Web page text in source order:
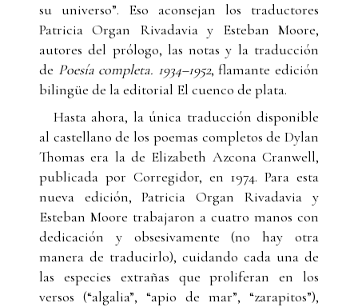
su universo”. Eso aconsejan los traductores
Patricia Organ Rivadavia y Esteban Moore,
autores del prólogo, las notas y la traducción
de Poesía completa. 1934–1952, flamante edición
bilingüe de la editorial El cuenco de plata.
Hasta ahora, la única traducción disponible
al castellano de los poemas completos de Dylan
Thomas era la de Elizabeth Azcona Cranwell,
publicada por Corregidor, en 1974. Para esta
nueva edición, Patricia Organ Rivadavia y
Esteban Moore trabajaron a cuatro manos con
dedicación y obsesivamente (no hay otra
manera de traducirlo), cuidando cada una de
las especies extrañas que proliferan en los
versos (“algalia”, “apio de mar”, “zarapitos”),